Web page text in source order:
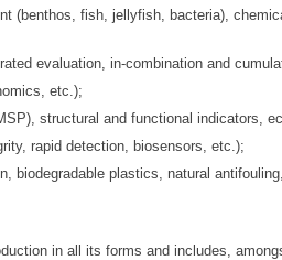
(benthos, fish, jellyfish, bacteria),
evaluation, in-combination and
etc.);
structural and functional indicators,
rapid detection, biosensors, etc.);
biodegradable plastics, natural
in all its forms and includes,